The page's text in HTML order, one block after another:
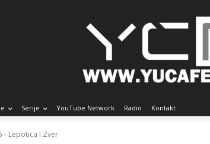
Serije YouTube Network Radio Kontakt
- Lepotica I Zver